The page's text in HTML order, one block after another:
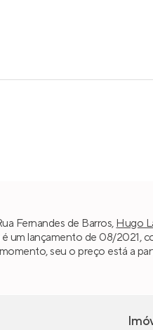
Fernandes de Barros,Hugo
é um lançamento de 08/2021,
seu o preço está a